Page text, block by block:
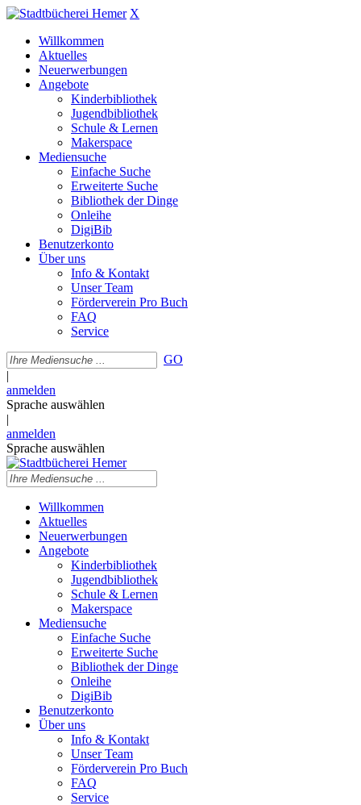
X
Willkommen
Aktuelles
Neuerwerbungen
Angebote
Kinderbibliothek
Jugendbibliothek
Schule & Lernen
Makerspace
Mediensuche
Einfache Suche
Erweiterte Suche
Bibliothek der Dinge
Onleihe
DigiBib
Benutzerkonto
Über uns
Info & Kontakt
Unser Team
Förderverein Pro Buch
FAQ
Service
GO
|
anmelden
Sprache auswählen
|
anmelden
Sprache auswählen
Willkommen
Aktuelles
Neuerwerbungen
Angebote
Kinderbibliothek
Jugendbibliothek
Schule & Lernen
Makerspace
Mediensuche
Einfache Suche
Erweiterte Suche
Bibliothek der Dinge
Onleihe
DigiBib
Benutzerkonto
Über uns
Info & Kontakt
Unser Team
Förderverein Pro Buch
FAQ
Service